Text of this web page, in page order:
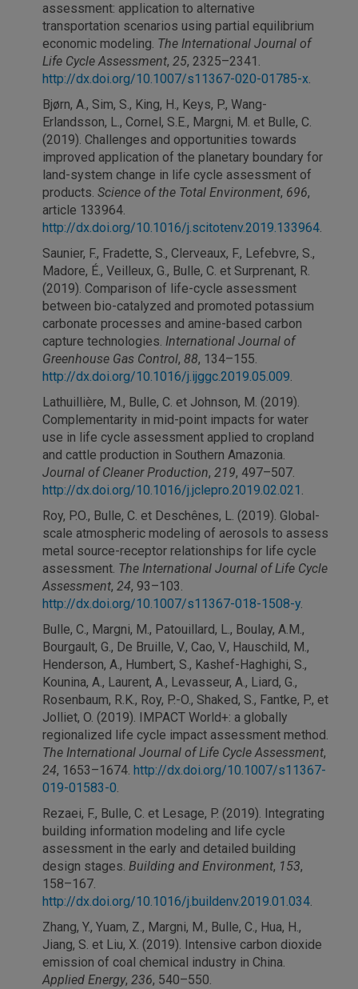
assessment: application to alternative
transportation scenarios using partial equilibrium
economic modeling. The International Journal of
Life Cycle Assessment, 25, 2325–2341.
http://dx.doi.org/10.1007/s11367-020-01785-x.
Bjørn, A., Sim, S., King, H., Keys, P., Wang-
Erlandsson, L., Cornel, S.E., Margni, M. et Bulle, C.
(2019). Challenges and opportunities towards
improved application of the planetary boundary for
land-system change in life cycle assessment of
products. Science of the Total Environment, 696,
article 133964.
http://dx.doi.org/10.1016/j.scitotenv.2019.133964.
Saunier, F., Fradette, S., Clerveaux, F., Lefebvre, S.,
Madore, É., Veilleux, G., Bulle, C. et Surprenant, R.
(2019). Comparison of life-cycle assessment
between bio-catalyzed and promoted potassium
carbonate processes and amine-based carbon
capture technologies. International Journal of
Greenhouse Gas Control, 88, 134–155.
http://dx.doi.org/10.1016/j.ijggc.2019.05.009.
Lathuillière, M., Bulle, C. et Johnson, M. (2019).
Complementarity in mid-point impacts for water
use in life cycle assessment applied to cropland
and cattle production in Southern Amazonia.
Journal of Cleaner Production, 219, 497–507.
http://dx.doi.org/10.1016/j.jclepro.2019.02.021 .
Roy, P.O., Bulle, C. et Deschênes, L. (2019). Global-
scale atmospheric modeling of aerosols to assess
metal source-receptor relationships for life cycle
assessment. The International Journal of Life Cycle
Assessment, 24, 93–103.
http://dx.doi.org/10.1007/s11367-018-1508-y.
Bulle, C., Margni, M., Patouillard, L., Boulay, A.M.,
Bourgault, G., De Bruille, V., Cao, V., Hauschild, M.,
Henderson, A., Humbert, S., Kashef-Haghighi, S.,
Kounina, A., Laurent, A., Levasseur, A., Liard, G.,
Rosenbaum, R.K., Roy, P.-O., Shaked, S., Fantke, P., et
Jolliet, O. (2019). IMPACT World+: a globally
regionalized life cycle impact assessment method.
The International Journal of Life Cycle Assessment,
24, 1653–1674. http://dx.doi.org/10.1007/s11367-
019-01583-0.
Rezaei, F., Bulle, C. et Lesage, P. (2019). Integrating
building information modeling and life cycle
assessment in the early and detailed building
design stages. Building and Environment, 153,
158–167.
http://dx.doi.org/10.1016/j.buildenv.2019.01.034.
Zhang, Y., Yuam, Z., Margni, M., Bulle, C., Hua, H.,
Jiang, S. et Liu, X. (2019). Intensive carbon dioxide
emission of coal chemical industry in China.
Applied Energy, 236, 540–550.